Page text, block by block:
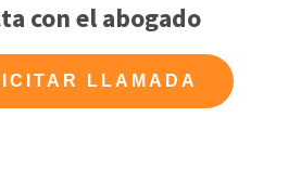
con el abogado
LLAMADA